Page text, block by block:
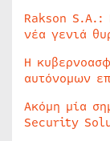
Rakson S.A.:
νέα γενιά
Η
αυτόνομων
Ακόμη μία
Security